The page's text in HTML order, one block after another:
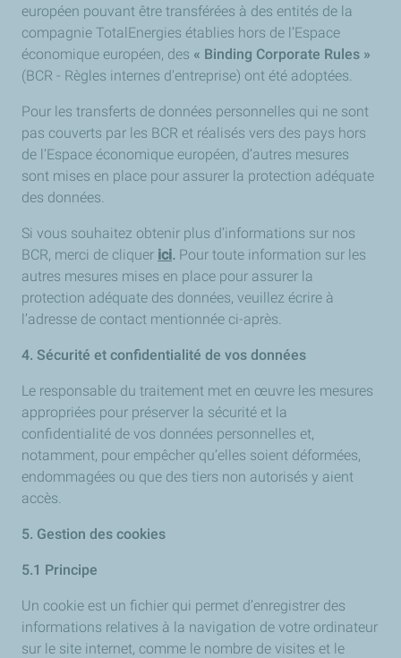
européen pouvant être transférées à des entités de la
compagnie TotalEnergies établies hors de l’Espace
économique européen, des « Binding Corporate Rules »
(BCR - Règles internes d'entreprise) ont été adoptées.
Pour les transferts de données personnelles qui ne sont
pas couverts par les BCR et réalisés vers des pays hors
de l’Espace économique européen, d’autres mesures
sont mises en place pour assurer la protection adéquate
des données.
Si vous souhaitez obtenir plus d’informations sur nos
BCR, merci de cliquer ici. Pour toute information sur les
autres mesures mises en place pour assurer la
protection adéquate des données, veuillez écrire à
l’adresse de contact mentionnée ci-après.
4. Sécurité et confidentialité de vos données
Le responsable du traitement met en œuvre les mesures
appropriées pour préserver la sécurité et la
confidentialité de vos données personnelles et,
notamment, pour empêcher qu’elles soient déformées,
endommagées ou que des tiers non autorisés y aient
accès.
5. Gestion des cookies
5.1 Principe
Un cookie est un fichier qui permet d’enregistrer des
informations relatives à la navigation de votre ordinateur
sur le site internet, comme le nombre de visites et le